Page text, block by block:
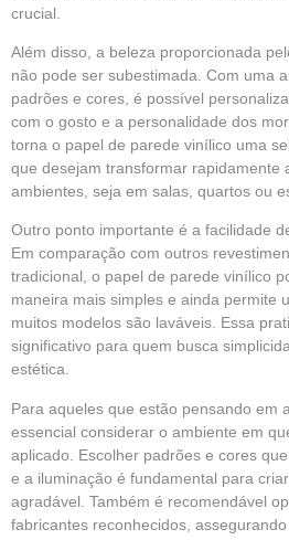
crucial.
Além disso, a beleza proporcionada
não pode ser subestimada. Com uma
padrões e cores, é possível
com o gosto e a personalidade dos
torna o papel de parede vinílico uma
que desejam transformar rapidamente
ambientes, seja em salas, quartos ou
Outro ponto importante é a facilidade
Em comparação com outros
tradicional, o papel de parede vinílico
maneira mais simples e ainda permite
muitos modelos são laváveis. Essa
significativo para quem busca
estética.
Para aqueles que estão pensando em
essencial considerar o ambiente em
aplicado. Escolher padrões e cores
e a iluminação é fundamental para
agradável. Também é recomendável
fabricantes reconhecidos,